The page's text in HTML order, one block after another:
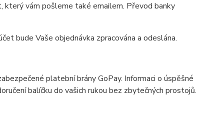
který vám pošleme také emailem. Převod banky
bude Vaše objednávka zpracována a odeslána.
platební brány GoPay. Informaci o úspěšné
balíčku do vašich rukou bez zbytečných prostojů.